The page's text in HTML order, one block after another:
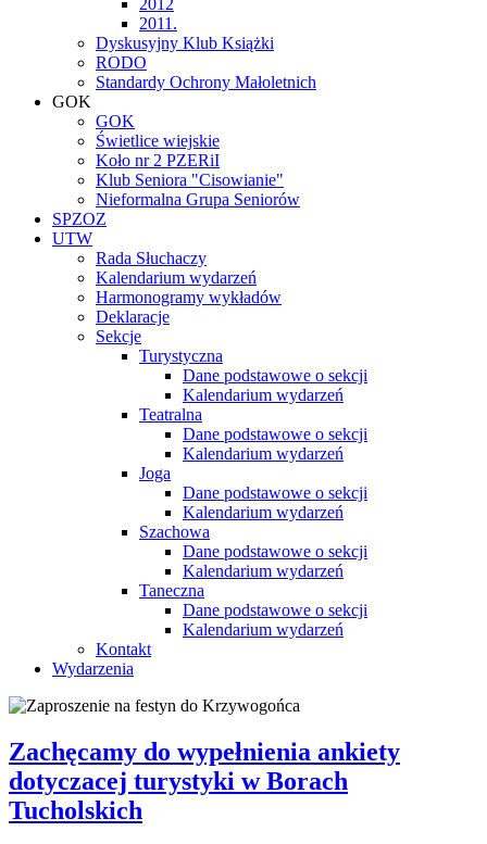
2012
2011.
Dyskusyjny Klub Książki
RODO
Standardy Ochrony Małoletnich
GOK
GOK
Świetlice wiejskie
Koło nr 2 PZERiI
Klub Seniora "Cisowianie"
Nieformalna Grupa Seniorów
SPZOZ
UTW
Rada Słuchaczy
Kalendarium wydarzeń
Harmonogramy wykładów
Deklaracje
Sekcje
Turystyczna
Dane podstawowe o sekcji
Kalendarium wydarzeń
Teatralna
Dane podstawowe o sekcji
Kalendarium wydarzeń
Joga
Dane podstawowe o sekcji
Kalendarium wydarzeń
Szachowa
Dane podstawowe o sekcji
Kalendarium wydarzeń
Taneczna
Dane podstawowe o sekcji
Kalendarium wydarzeń
Kontakt
Wydarzenia
Zachęcamy do wypełnienia ankiety
dotyczacej turystyki w Borach
Tucholskich